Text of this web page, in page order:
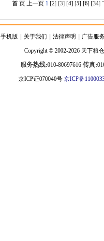
首 页 上一页 1 [2] [3] [4] [5] [6] [34]
手机版 关于我们 法律声明 广告服
Copyright © 2002-2026 天下粮仓
服务热线:010-80697616 传真:
京ICP证070040号 京ICP备